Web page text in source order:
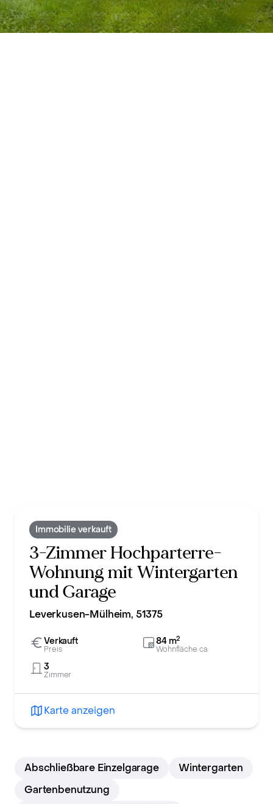
Immobilie verkauft
3-Zimmer Hochparterre-
Wohnung mit Wintergarten
und Garage
Leverkusen-Mülheim, 51375
Preis
Verkauft
Wohnfläche ca.
84 m2
Zimmer
3
Karte anzeigen
Abschließbare Einzelgarage
Wintergarten
Gartenbenutzung